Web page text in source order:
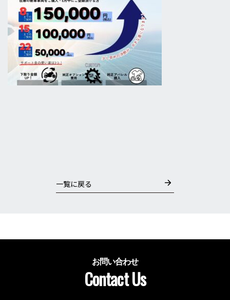
一覧に戻る
お問い合わせ
Contact Us